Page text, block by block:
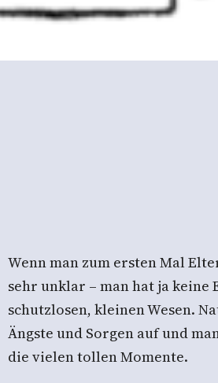
Wenn man zum ersten Mal
sehr unklar – man hat ja
schutzlosen, kleinen Wesen.
Ängste und Sorgen auf und
die vielen tollen Momente.